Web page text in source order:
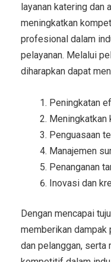
layanan katering dan
meningkatkan
profesional dalam
pelayanan. Melalui
diharapkan dapat
Peningkatan
Meningkatkan
Penguasaan
Manajemen
Penanganan
Inovasi dan
Dengan mencapai
memberikan
dan pelanggan, serta